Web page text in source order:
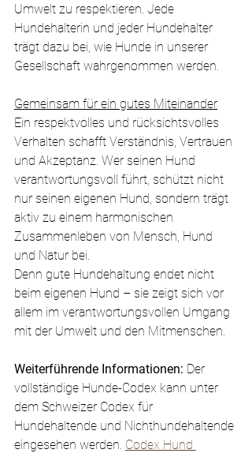
Umwelt zu respektieren. Jede
Hundehalterin und jeder Hundehalter
trägt dazu bei, wie Hunde in unserer
Gesellschaft wahrgenommen werden.
Gemeinsam für ein gutes Miteinander
Ein respektvolles und rücksichtsvolles
Verhalten schafft Verständnis, Vertrauen
und Akzeptanz. Wer seinen Hund
verantwortungsvoll führt, schützt nicht
nur seinen eigenen Hund, sondern trägt
aktiv zu einem harmonischen
Zusammenleben von Mensch, Hund
und Natur bei.
Denn gute Hundehaltung endet nicht
beim eigenen Hund – sie zeigt sich vor
allem im verantwortungsvollen Umgang
mit der Umwelt und den Mitmenschen.
Weiterführende Informationen: Der
vollständige Hunde-Codex kann unter
dem Schweizer Codex für
Hundehaltende und Nichthundehaltende
eingesehen werden. Codex Hund